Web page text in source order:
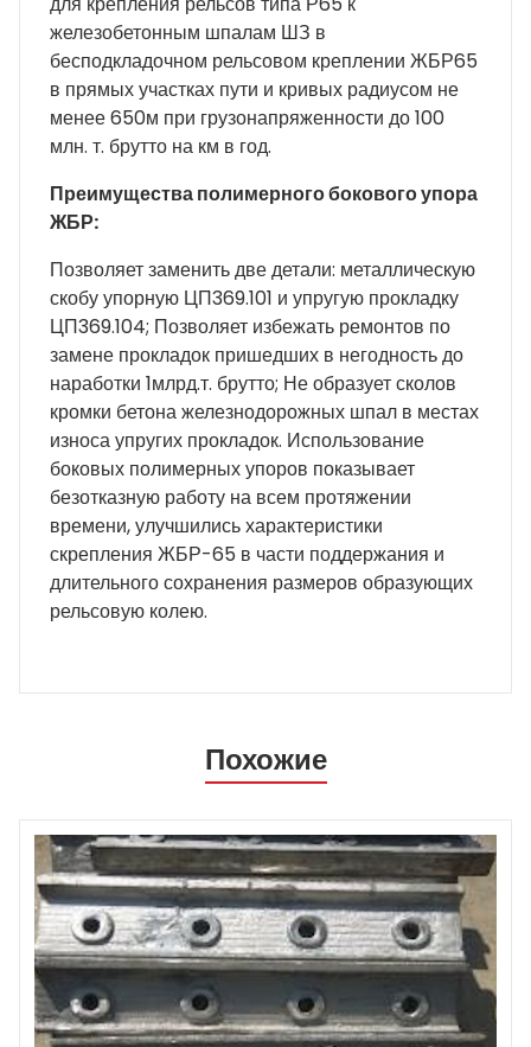
железобетонным шпалам ШЗ в
бесподкладочном рельсовом креплении ЖБР65
в прямых участках пути и кривых радиусом не
менее 650м при грузонапряженности до 100
млн. т. брутто на км в год.
Преимущества полимерного бокового упора
ЖБР:
Позволяет заменить две детали: металлическую
скобу упорную ЦП369.101 и упругую прокладку
ЦП369.104; Позволяет избежать ремонтов по
замене прокладок пришедших в негодность до
наработки 1млрд.т. брутто; Не образует сколов
кромки бетона железнодорожных шпал в местах
износа упругих прокладок. Использование
боковых полимерных упоров показывает
безотказную работу на всем протяжении
времени, улучшились характеристики
скрепления ЖБР-65 в части поддержания и
длительного сохранения размеров образующих
рельсовую колею.
Похожие